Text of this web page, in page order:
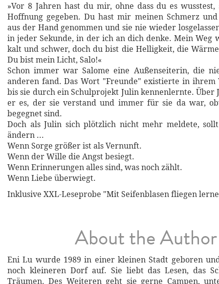
»Vor 8 Jahren hast du mir, ohne dass du es
Hoffnung gegeben. Du hast mir meinen Schmerz
aus der Hand genommen und sie nie wieder
in jeder Sekunde, in der ich an dich denke. Mein Weg
kalt und schwer, doch du bist die Helligkeit, die
Du bist mein Licht, Salo!«
Schon immer war Salome eine Außenseiterin, die
anderen fand. Das Wort "Freunde" existierte in ihrem
bis sie durch ein Schulprojekt Julin kennenlernte. Über
er es, der sie verstand und immer für sie da war,
begegnet sind.
Doch als Julin sich plötzlich nicht mehr meldete,
ändern ...
Wenn Sorge größer ist als Vernunft.
Wenn der Wille die Angst besiegt.
Wenn Erinnerungen alles sind, was noch zählt.
Wenn Liebe überwiegt.
Inklusive XXL-Leseprobe "Mit Seifenblasen fliegen
About the Author
Eni Lu wurde 1989 in einer kleinen Stadt geboren
noch kleineren Dorf auf. Sie liebt das Lesen, das
Träumen. Des Weiteren geht sie gerne Campen,